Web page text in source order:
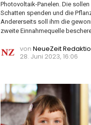
Photovoltaik-Panelen. Die
Schatten spenden und die
Andererseits soll ihm die
zweite Einnahmequelle
von NeueZeit
28. Juni 2023, 16:06